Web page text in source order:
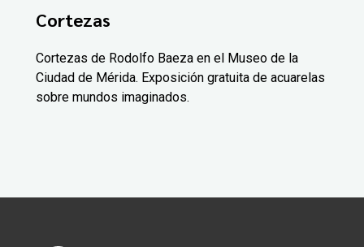
Cortezas
Cortezas de Rodolfo Baeza en el Museo de la
Ciudad de Mérida. Exposición gratuita de acuarelas
sobre mundos imaginados.